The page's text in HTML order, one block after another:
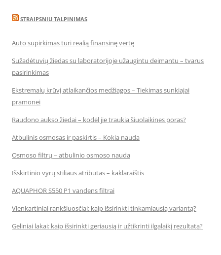
STRAIPSNIU TALPINIMAS
Auto supirkimas turi realią finansinę vertę
Sužadėtuvių žiedas su laboratorijoje užaugintu deimantu – tvarus
pasirinkimas
Ekstremalų krūvį atlaikančios medžiagos – Tiekimas sunkiajai
pramonei
Raudono aukso žiedai – kodėl jie traukia šiuolaikines poras?
Atbulinis osmosas ir paskirtis – Kokia nauda
Osmoso filtrų – atbulinio osmoso nauda
Išskirtinio vyrų stiliaus atributas – kaklaraištis
AQUAPHOR S550 P1 vandens filtrai
Vienkartiniai rankšluosčiai: kaip išsirinkti tinkamiausią variantą?
Geliniai lakai: kaip išsirinkti geriausią ir užtikrinti ilgalaikį rezultatą?